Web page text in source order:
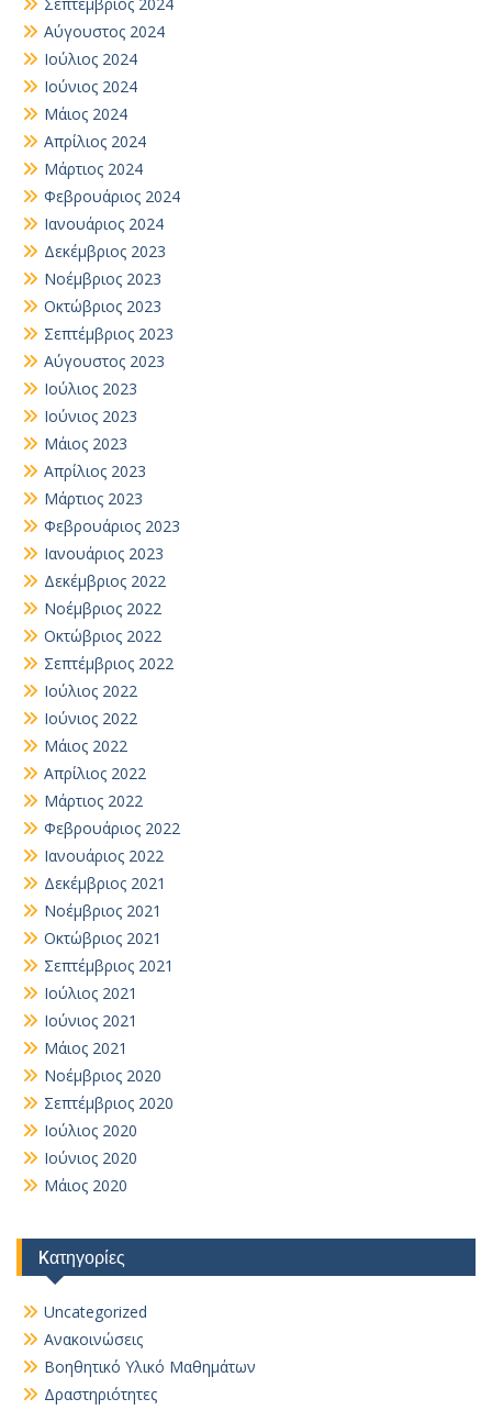
Αύγουστος 2024
Ιούλιος 2024
Ιούνιος 2024
Μάιος 2024
Απρίλιος 2024
Μάρτιος 2024
Φεβρουάριος 2024
Ιανουάριος 2024
Δεκέμβριος 2023
Νοέμβριος 2023
Οκτώβριος 2023
Σεπτέμβριος 2023
Αύγουστος 2023
Ιούλιος 2023
Ιούνιος 2023
Μάιος 2023
Απρίλιος 2023
Μάρτιος 2023
Φεβρουάριος 2023
Ιανουάριος 2023
Δεκέμβριος 2022
Νοέμβριος 2022
Οκτώβριος 2022
Σεπτέμβριος 2022
Ιούλιος 2022
Ιούνιος 2022
Μάιος 2022
Απρίλιος 2022
Μάρτιος 2022
Φεβρουάριος 2022
Ιανουάριος 2022
Δεκέμβριος 2021
Νοέμβριος 2021
Οκτώβριος 2021
Σεπτέμβριος 2021
Ιούλιος 2021
Ιούνιος 2021
Μάιος 2021
Νοέμβριος 2020
Σεπτέμβριος 2020
Ιούλιος 2020
Ιούνιος 2020
Μάιος 2020
Kατηγορίες
Uncategorized
Ανακοινώσεις
Βοηθητικό Yλικό Mαθημάτων
Δραστηριότητες